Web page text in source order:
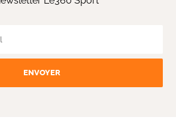
ENVOYER